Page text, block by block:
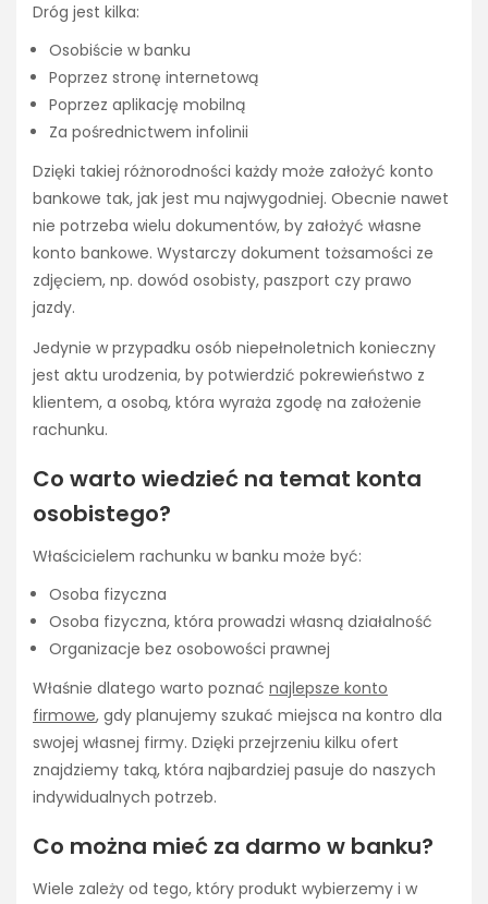
Dróg jest kilka:
Osobiście w banku
Poprzez stronę internetową
Poprzez aplikację mobilną
Za pośrednictwem infolinii
Dzięki takiej różnorodności każdy może założyć konto
bankowe tak, jak jest mu najwygodniej. Obecnie nawet
nie potrzeba wielu dokumentów, by założyć własne
konto bankowe. Wystarczy dokument tożsamości ze
zdjęciem, np. dowód osobisty, paszport czy prawo
jazdy.
Jedynie w przypadku osób niepełnoletnich konieczny
jest aktu urodzenia, by potwierdzić pokrewieństwo z
klientem, a osobą, która wyraża zgodę na założenie
rachunku.
Co warto wiedzieć na temat konta
osobistego?
Właścicielem rachunku w banku może być:
Osoba fizyczna
Osoba fizyczna, która prowadzi własną działalność
Organizacje bez osobowości prawnej
Właśnie dlatego warto poznać najlepsze konto
firmowe, gdy planujemy szukać miejsca na kontro dla
swojej własnej firmy. Dzięki przejrzeniu kilku ofert
znajdziemy taką, która najbardziej pasuje do naszych
indywidualnych potrzeb.
Co można mieć za darmo w banku?
Wiele zależy od tego, który produkt wybierzemy i w